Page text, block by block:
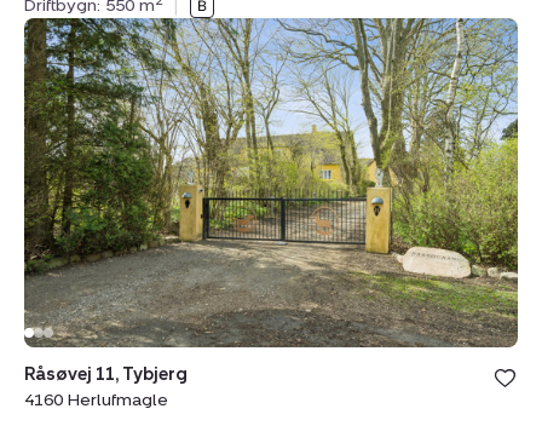
Driftbygn: 550 m
|
Landejendom:
Råsøvej
11,
Tybjerg,
4160
Herlufmagle
Bolig er
under
Råsøvej 11, Tybjerg
4160 Herlufmagle